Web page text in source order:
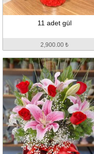
11 adet gül
2,900.00 ₺